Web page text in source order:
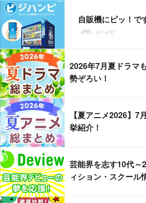
自販機にピッ！で
（PR）ジハンピ
2026年7月夏ドラマ
勢ぞろい！
【夏アニメ2026】7
挙紹介！
芸能界を志す10代
ィション・スクール